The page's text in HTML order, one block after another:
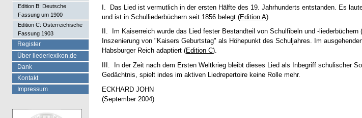
I. Das Lied ist vermutlich in der ersten Hälfte des 19. Jahrhunderts entstanden. Es
und ist in Schulliederbüchern seit 1856 belegt (Edition A).
II. Im Kaiserreich wurde das Lied fester Bestandteil von Schulfibeln und -liederbüchern (
Inszenierung von "Kaisers Geburtstag" als Höhepunkt des Schuljahres. Im
Habsburger Reich adaptiert (Edition C).
III. In der Zeit nach dem Ersten Weltkrieg bleibt dieses Lied als Inbegriff schulischer
Gedächtnis, spielt indes im aktiven Liedrepertoire keine Rolle mehr.
ECKHARD JOHN
(September 2004)
Edition B: Deutsche
Fassung um 1900
Edition C: Österreichische
Fassung 1903
Register
Über liederlexikon.de
Dank
Kontakt
Impressum